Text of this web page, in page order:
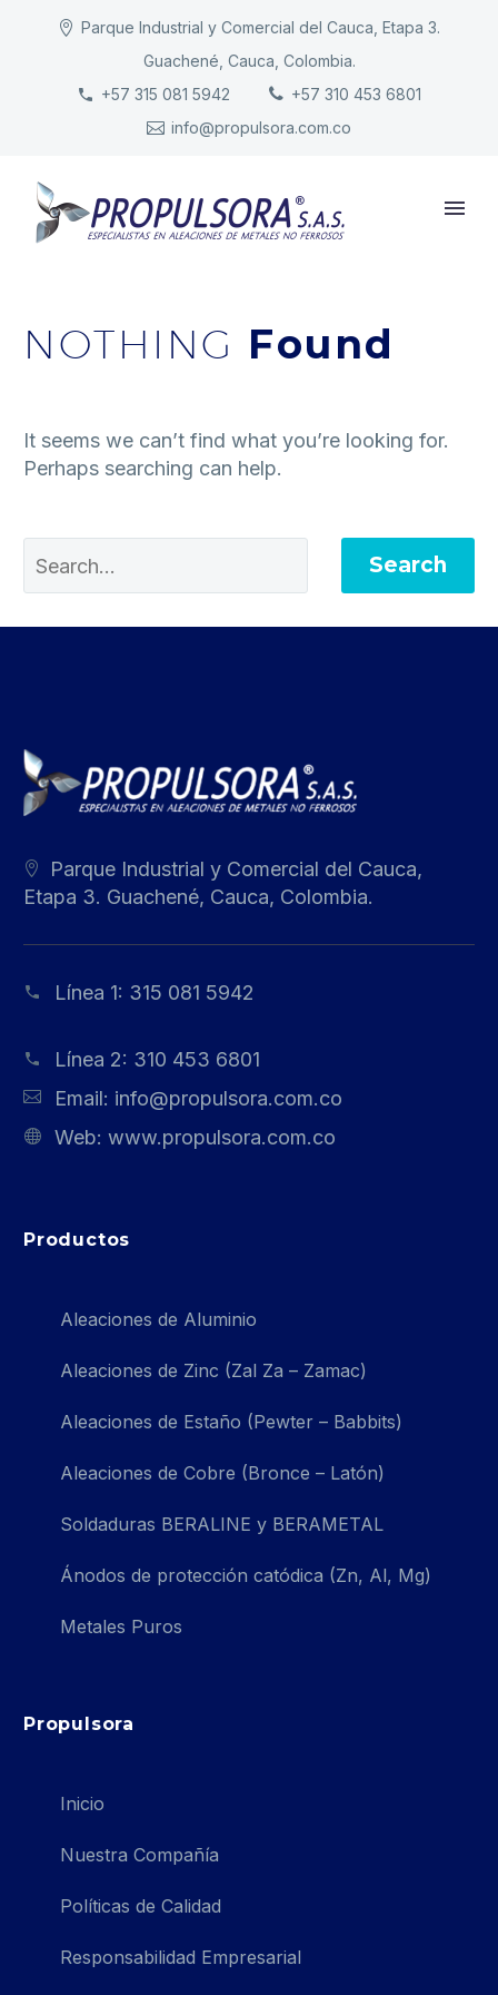
Parque Industrial y Comercial del Cauca, Etapa 3.
Guachené, Cauca, Colombia.
+57 315 081 5942
+57 310 453 6801
info@propulsora.com.co
INICIO
PRODUCTOS
NOTHING Found
It seems we can’t find what you’re looking for.
Perhaps searching can help.
Search
Parque Industrial y Comercial del Cauca,
Etapa 3. Guachené, Cauca, Colombia.
Línea 1: 315 081 5942
Línea 2: 310 453 6801
Email: info@propulsora.com.co
Web: www.propulsora.com.co
Productos
Aleaciones de Aluminio
Aleaciones de Zinc (Zal Za – Zamac)
Aleaciones de Estaño (Pewter – Babbits)
Aleaciones de Cobre (Bronce – Latón)
Soldaduras BERALINE y BERAMETAL
Ánodos de protección catódica (Zn, Al, Mg)
Metales Puros
Propulsora
Inicio
Nuestra Compañía
Políticas de Calidad
Responsabilidad Empresarial